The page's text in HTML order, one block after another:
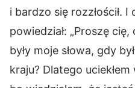
i bardzo się rozzłościł.
powiedział: „Proszę
były moje słowa, gdy
kraju? Dlatego